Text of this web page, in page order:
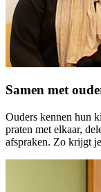
Samen met
Ouders kennen hun
praten met elkaar,
afspraken. Zo krijgt